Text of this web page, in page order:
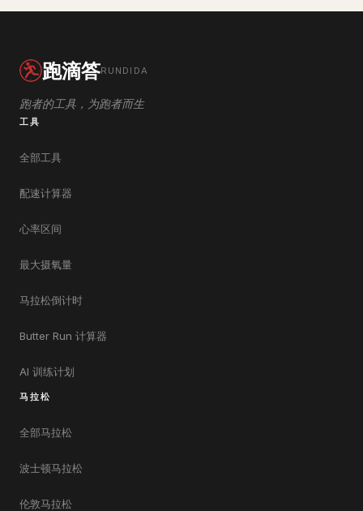
跑滴答RUNDIDA
跑者的工具，为跑者而生
工具
全部工具
配速计算器
心率区间
最大摄氧量
马拉松倒计时
Butter Run 计算器
AI 训练计划
马拉松
全部马拉松
波士顿马拉松
伦敦马拉松